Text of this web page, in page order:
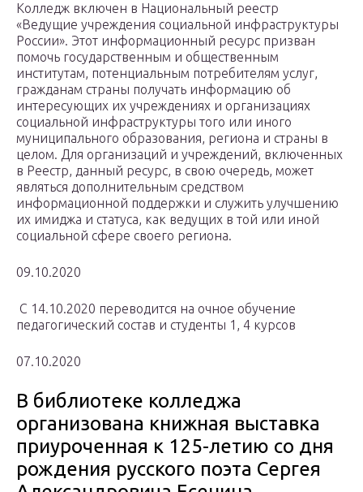
Колледж включен в Национальный реестр
«Ведущие учреждения социальной инфраструктуры
России». Этот информационный ресурс призван
помочь государственным и общественным
институтам, потенциальным потребителям услуг,
гражданам страны получать информацию об
интересующих их учреждениях и организациях
социальной инфраструктуры того или иного
муниципального образования, региона и страны в
целом. Для организаций и учреждений, включенных
в Реестр, данный ресурс, в свою очередь, может
являться дополнительным средством
информационной поддержки и служить улучшению
их имиджа и статуса, как ведущих в той или иной
социальной сфере своего региона.
09.10.2020
С 14.10.2020 переводится на очное обучение
педагогический состав и студенты 1, 4 курсов
07.10.2020
В библиотеке колледжа
организована книжная выставка
приуроченная к 125-летию со дня
рождения русского поэта Сергея